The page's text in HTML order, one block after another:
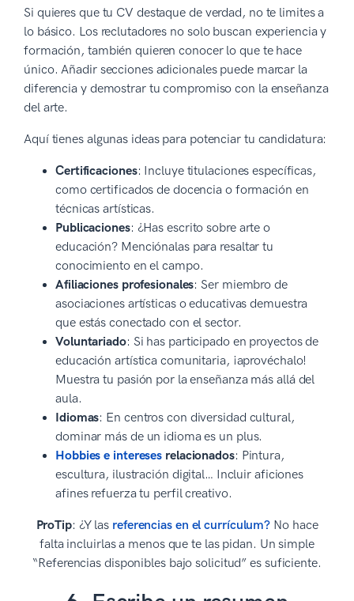
Si quieres que tu CV destaque de verdad, no te limites a
lo básico. Los reclutadores no solo buscan experiencia y
formación, también quieren conocer lo que te hace
único. Añadir secciones adicionales puede marcar la
diferencia y demostrar tu compromiso con la enseñanza
del arte.
Aquí tienes algunas ideas para potenciar tu candidatura:
Certificaciones: Incluye titulaciones específicas,
como certificados de docencia o formación en
técnicas artísticas.
Publicaciones: ¿Has escrito sobre arte o
educación? Menciónalas para resaltar tu
conocimiento en el campo.
Afiliaciones profesionales: Ser miembro de
asociaciones artísticas o educativas demuestra
que estás conectado con el sector.
Voluntariado: Si has participado en proyectos de
educación artística comunitaria, ¡aprovéchalo!
Muestra tu pasión por la enseñanza más allá del
aula.
Idiomas: En centros con diversidad cultural,
dominar más de un idioma es un plus.
Hobbies e intereses relacionados: Pintura,
escultura, ilustración digital… Incluir aficiones
afines refuerza tu perfil creativo.
ProTip: ¿Y las referencias en el currículum? No hace
falta incluirlas a menos que te las pidan. Un simple
“Referencias disponibles bajo solicitud” es suficiente.